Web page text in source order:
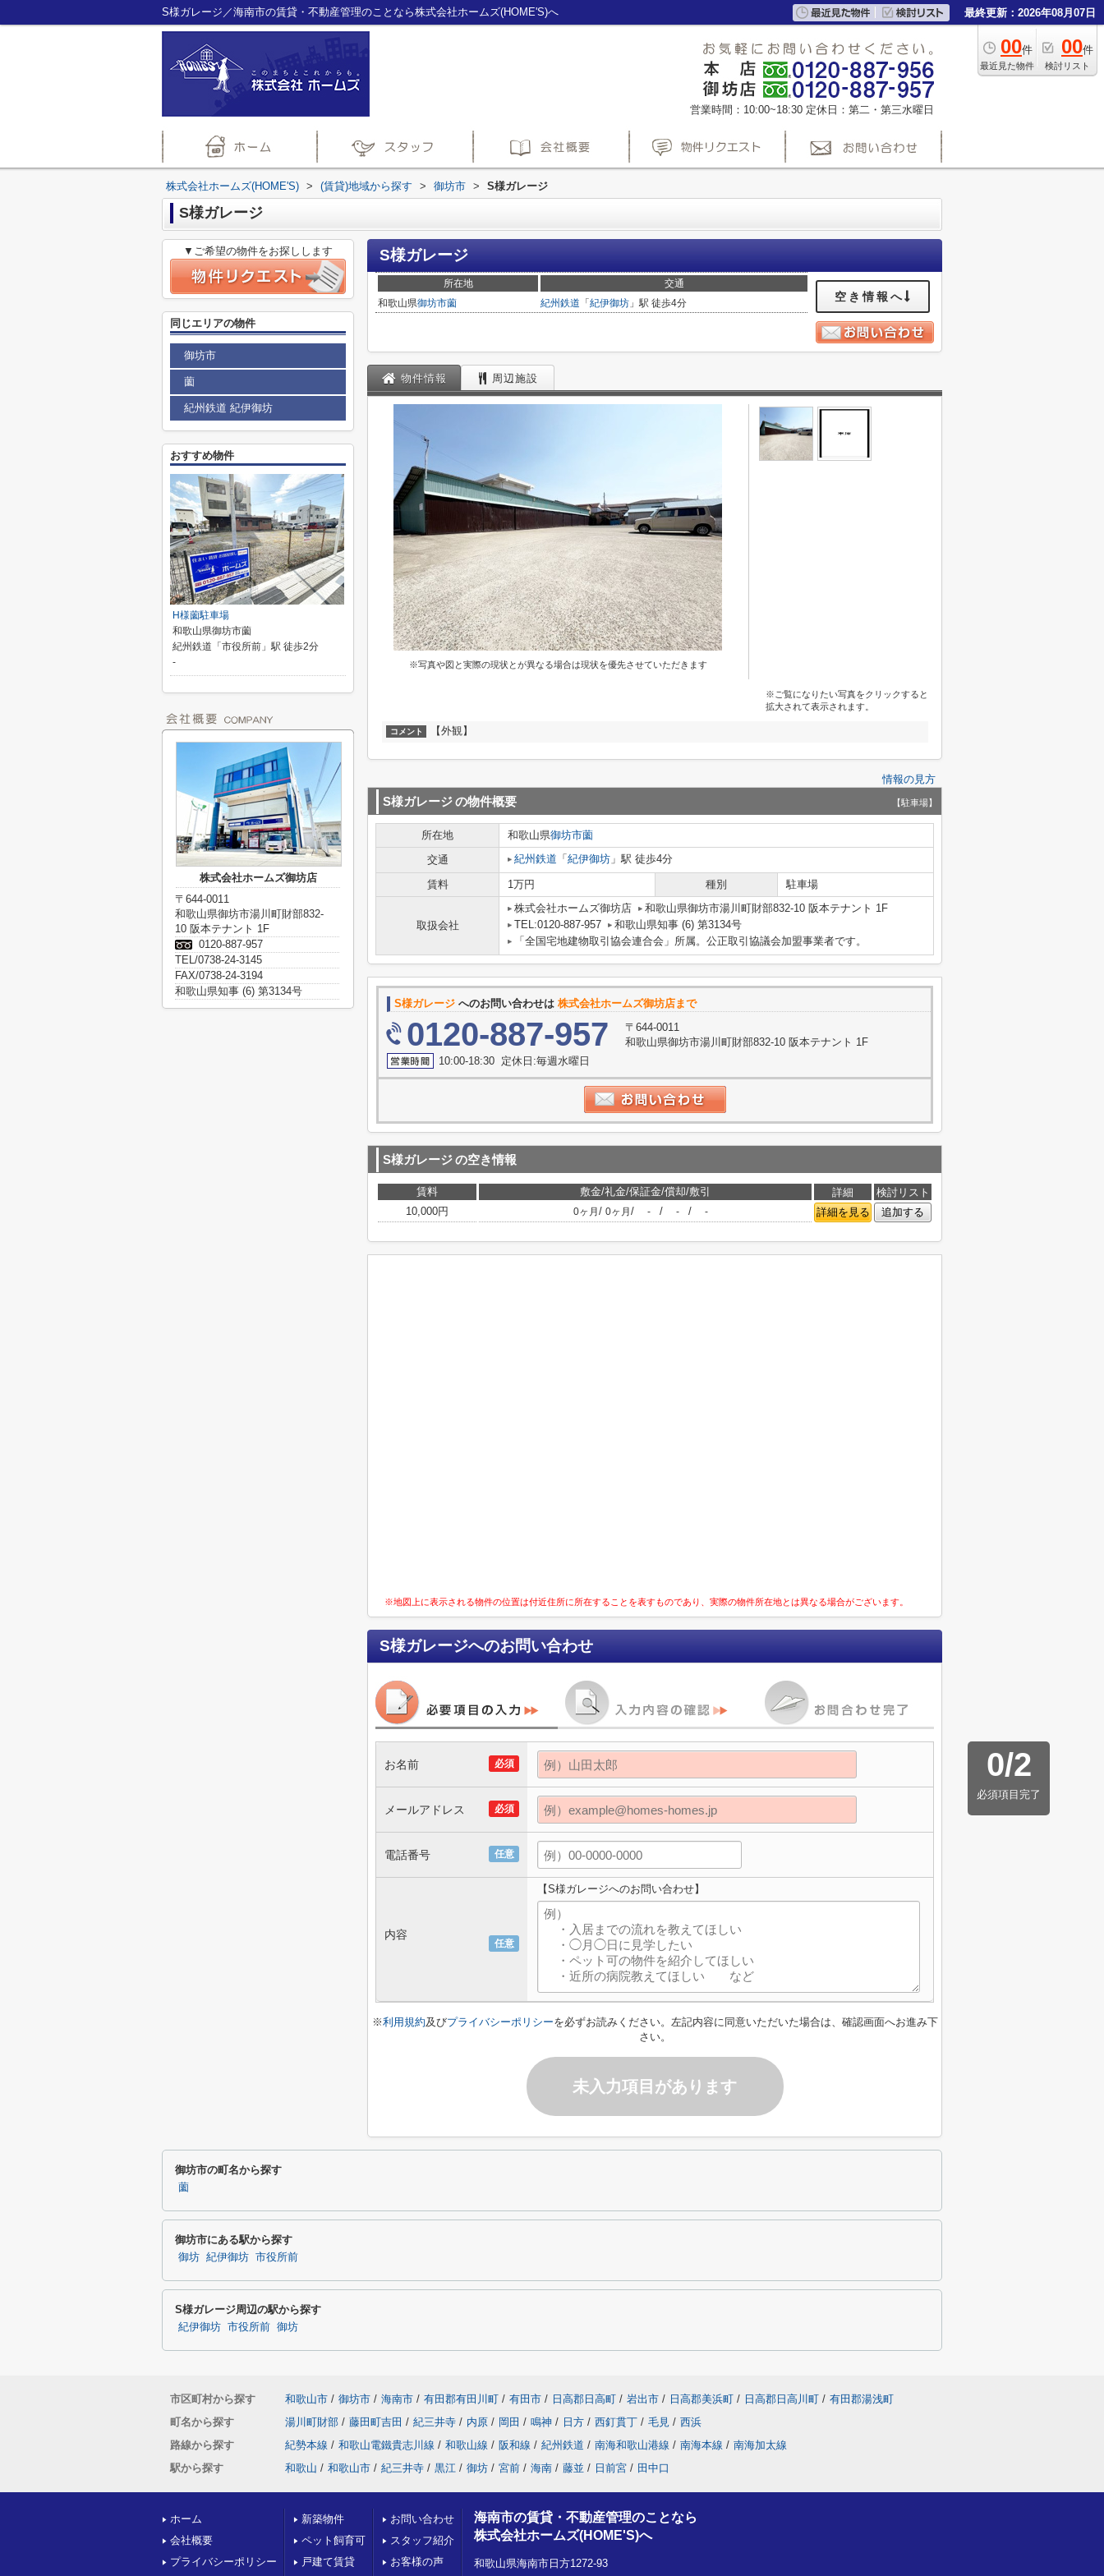
S様ガレージ／海南市の賃貸・不動産管理のことなら株式会社ホームズ(HOME'S)へ 最終更新：2026年08月07日
00件
最近見た物件
00件
検討リスト
営業時間：10:00~18:30 定休日：第二・第三水曜日
株式会社ホームズ(HOME'S) > (賃貸)地域から探す > 御坊市 > S様ガレージ
S様ガレージ
S様ガレージ
所在地
交通
和歌山県御坊市薗 紀州鉄道 「 紀伊御坊 」駅 徒歩4分 空き情報へ
物件情報 周辺施設
※写真や図と実際の現状とが異なる場合は現状を優先させていただきます
※ご覧になりたい写真をクリックすると
拡大されて表示されます。
コメント 【外観】
情報の見方
S様ガレージの物件概要 【駐車場】
所在地 和歌山県御坊市薗
交通
紀州鉄道 「 紀伊御坊 」駅 徒歩4分
賃料 1万円 種別 駐車場
取扱会社
株式会社ホームズ御坊店
和歌山県御坊市湯川町財部832-10 阪本テナント 1F
TEL:0120-887-957
和歌山県知事 (6) 第3134号
「全国宅地建物取引協会連合会」所属。公正取引協議会加盟事業者です。
S様ガレージ へのお問い合わせは 株式会社ホームズ御坊店まで
0120-887-957
〒644-0011
和歌山県御坊市湯川町財部832-10 阪本テナント 1F
10:00-18:30 定休日:毎週水曜日
S様ガレージの空き情報
賃料 敷金/礼金/保証金/償却/敷引 詳細
検討リスト
10,000円
0ヶ月 / 0ヶ月 / - / - / - 詳細を見る 追加する
※地図上に表示される物件の位置は付近住所に所在することを表すものであり、実際の物件所在地とは異なる場合がございます。
S様ガレージへのお問い合わせ
0/2
必須項目完了
必須
お名前
必須
メールアドレス
任意
電話番号
任意
内容
【S様ガレージへのお問い合わせ】
※利用規約及びプライバシーポリシーを必ずお読みください。左記内容に同意いただいた場合は、確認画面へお進み下
さい。
未入力項目があります
▼ご希望の物件をお探しします
同じエリアの物件
御坊市
薗
紀州鉄道 紀伊御坊
おすすめ物件
H様薗駐車場
和歌山県御坊市薗
紀州鉄道「市役所前」駅 徒歩2分
-
株式会社ホームズ御坊店
〒644-0011
和歌山県御坊市湯川町財部832-
10 阪本テナント 1F
0120-887-957
TEL/0738-24-3145
FAX/0738-24-3194
和歌山県知事 (6) 第3134号
御坊市の町名から探す
薗
御坊市にある駅から探す
御坊 紀伊御坊 市役所前
S様ガレージ周辺の駅から探す
紀伊御坊 市役所前 御坊
市区町村から探す 和歌山市 / 御坊市 / 海南市 / 有田郡有田川町 / 有田市 / 日高郡日高町 / 岩出市 / 日高郡美浜町 / 日高郡日高川町 / 有田郡湯浅町
町名から探す
湯川町財部 / 藤田町吉田 / 紀三井寺 / 内原 / 岡田 / 鳴神 / 日方 / 西釘貫丁 / 毛見 / 西浜
路線から探す
紀勢本線 / 和歌山電鐵貴志川線 / 和歌山線 / 阪和線 / 紀州鉄道 / 南海和歌山港線 / 南海本線 / 南海加太線
駅から探す
和歌山 / 和歌山市 / 紀三井寺 / 黒江 / 御坊 / 宮前 / 海南 / 藤並 / 日前宮 / 田中口
ホーム
会社概要
プライバシーポリシー
新築物件
ペット飼育可
戸建て賃貸
お問い合わせ
スタッフ紹介
お客様の声
海南市の賃貸・不動産管理のことなら
株式会社ホームズ(HOME'S)へ
和歌山県海南市日方1272-93